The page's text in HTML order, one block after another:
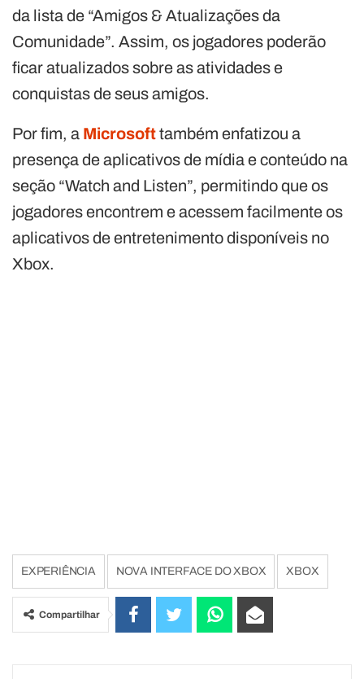
da lista de “Amigos & Atualizações da
Comunidade”. Assim, os jogadores poderão
ficar atualizados sobre as atividades e
conquistas de seus amigos.
Por fim, a Microsofttambém enfatizou a
presença de aplicativos de mídia e conteúdo na
seção “Watch and Listen”, permitindo que os
jogadores encontrem e acessem facilmente os
aplicativos de entretenimento disponíveis no
Xbox.
EXPERIÊNCIA NOVA INTERFACE DO XBOX XBOX
Compartilhar